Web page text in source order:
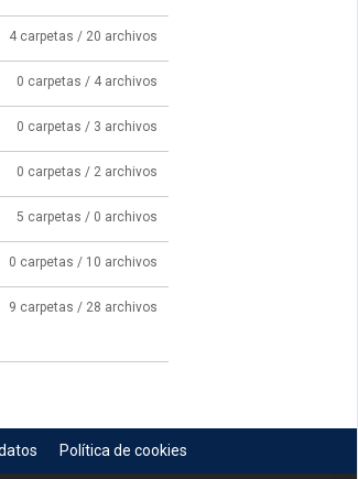
4 carpetas / 20 archivos
0 carpetas / 4 archivos
0 carpetas / 3 archivos
0 carpetas / 2 archivos
5 carpetas / 0 archivos
0 carpetas / 10 archivos
9 carpetas / 28 archivos
Política de cookies